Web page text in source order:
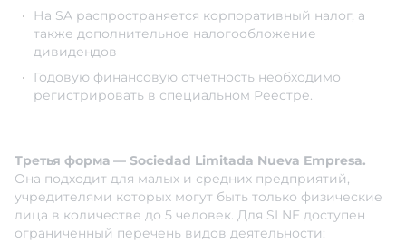
На SA распространяется корпоративный налог, а
также дополнительное налогообложение
дивидендов
Годовую финансовую отчетность необходимо
регистрировать в специальном Реестре.
Третья форма — Sociedad Limitada Nueva Empresa.
Она подходит для малых и средних предприятий,
учредителями которых могут быть только физические
лица в количестве до 5 человек. Для SLNE доступен
ограниченный перечень видов деятельности: